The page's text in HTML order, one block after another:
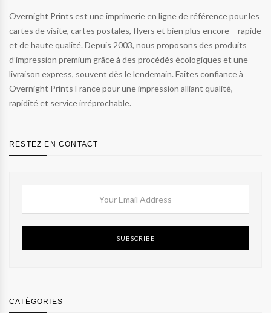
Overnight Prints est une imprimerie en ligne de référence pour les
cartes de visite, cartes postales, flyers et bien plus encore – rapide
et de haute qualité. Depuis 2003, nous proposons des produits
d’impression premium grâce à des procédés écologiques et une
livraison express, souvent dès le lendemain. Faites confiance à
Overnight Prints France pour une impression alliant qualité,
rapidité et service irréprochable.
RESTEZ EN CONTACT
SUBSCRIBE
CATÉGORIES